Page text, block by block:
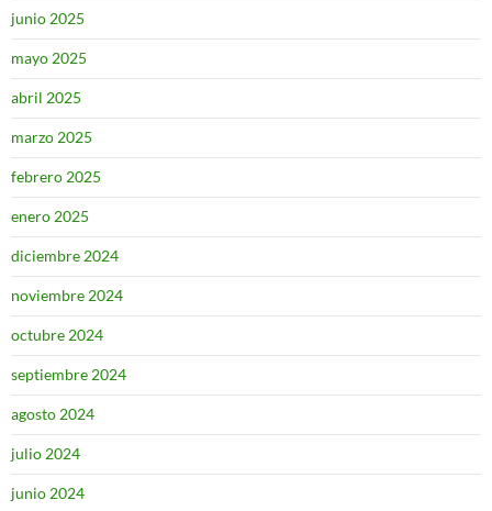
junio 2025
mayo 2025
abril 2025
marzo 2025
febrero 2025
enero 2025
diciembre 2024
noviembre 2024
octubre 2024
septiembre 2024
agosto 2024
julio 2024
junio 2024